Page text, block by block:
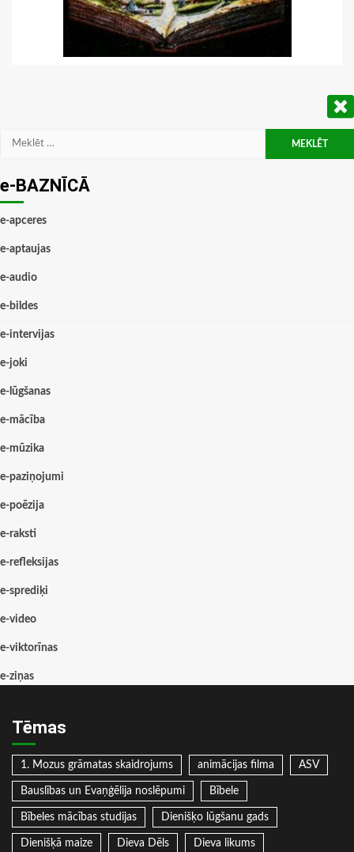
Meklēt:
e-BAZNĪCĀ
e-apceres
e-aptaujas
e-audio
e-bildes
e-intervijas
e-joki
e-lūgšanas
e-mācība
e-mūzika
e-paziņojumi
e-poēzija
e-raksti
e-refleksijas
e-sprediķi
e-video
e-viktorīnas
e-ziņas
Tēmas
1. Mozus grāmatas skaidrojums animācijas filma ASV
Bauslības un Evaņģēlija noslēpumi Bībele
Bībeles mācības studijas Dienišķo lūgšanu gads
Dienišķā maize Dieva Dēls Dieva likums